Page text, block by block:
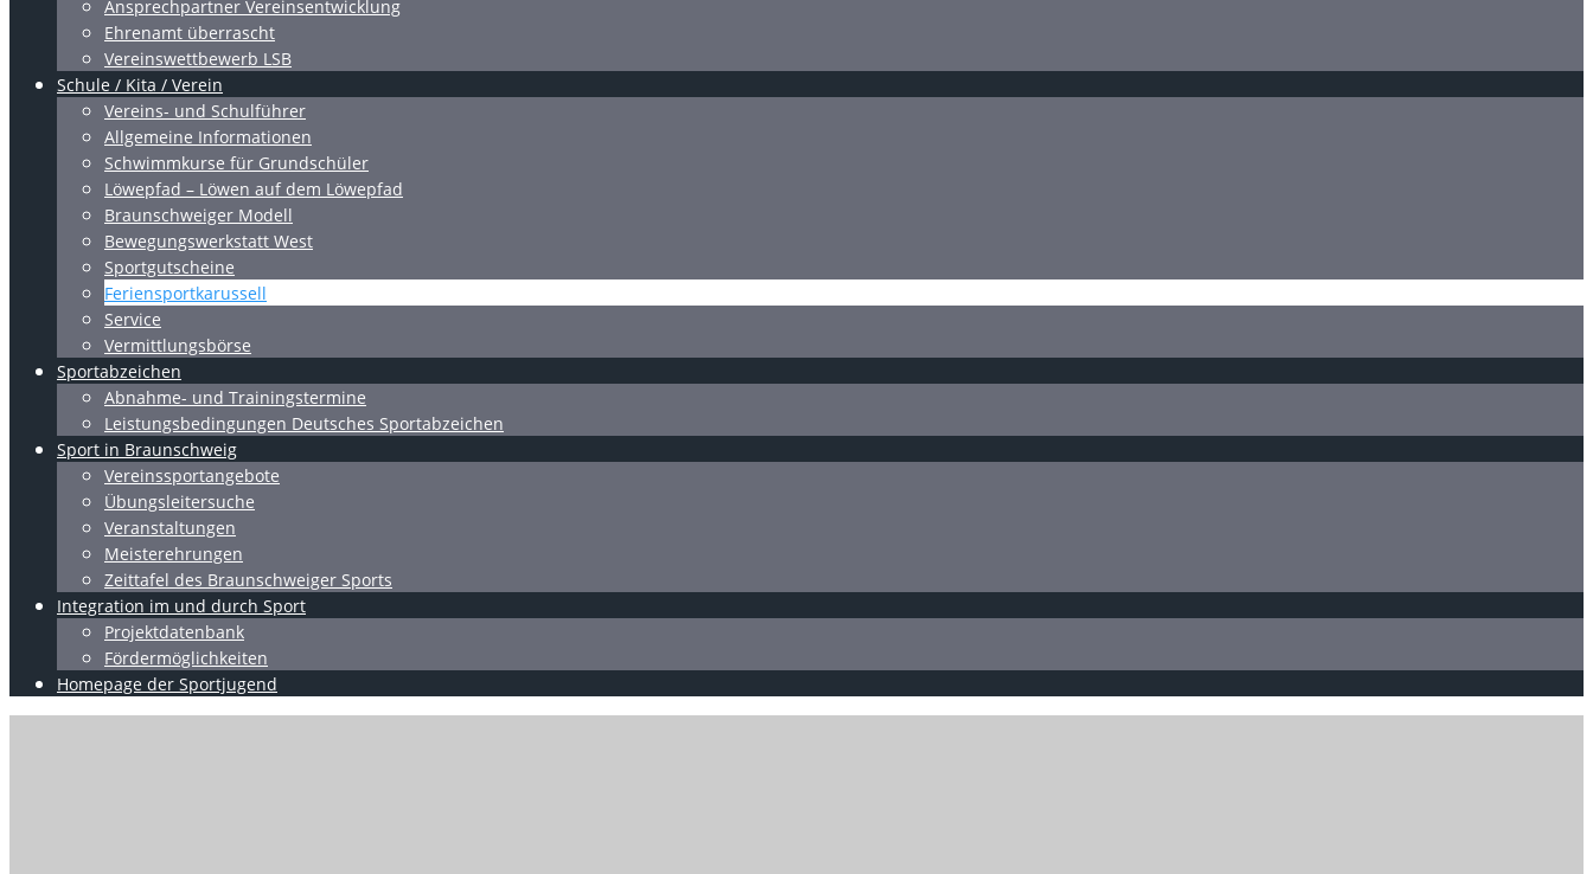
Ansprechpartner Vereinsentwicklung
Ehrenamt überrascht
Vereinswettbewerb LSB
Schule / Kita / Verein
Vereins- und Schulführer
Allgemeine Informationen
Schwimmkurse für Grundschüler
Löwepfad – Löwen auf dem Löwepfad
Braunschweiger Modell
Bewegungswerkstatt West
Sportgutscheine
Feriensportkarussell
Service
Vermittlungsbörse
Sportabzeichen
Abnahme- und Trainingstermine
Leistungsbedingungen Deutsches Sportabzeichen
Sport in Braunschweig
Vereinssportangebote
Übungsleitersuche
Veranstaltungen
Meisterehrungen
Zeittafel des Braunschweiger Sports
Integration im und durch Sport
Projektdatenbank
Fördermöglichkeiten
Homepage der Sportjugend